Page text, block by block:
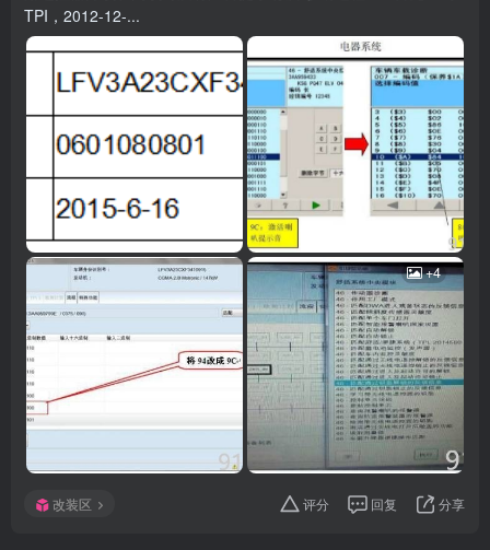
TPI，2012-12-...
+4
改装区 评分 回复 分享